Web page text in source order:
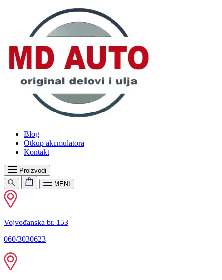
Blog
Otkup akumulatora
Kontakt
Proizvodi
MENI
Vojvođanska br. 153
060/3030623